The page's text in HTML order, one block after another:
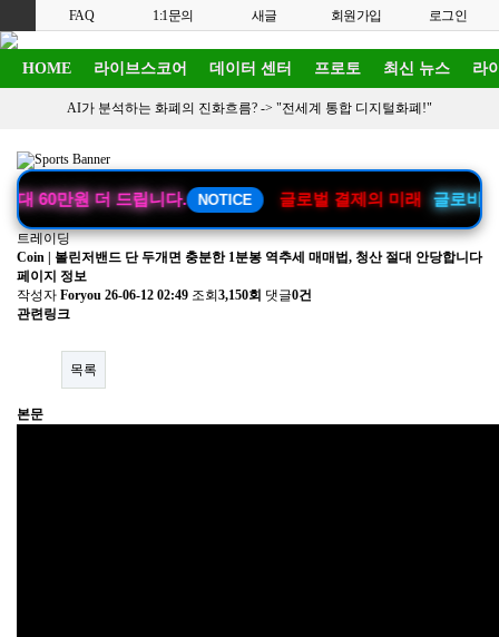
FAQ 1:1문의 새글 회원가입 로그인
HOME 라이브스코어 데이터 센터 프로토 최신 뉴스 라
AI가 분석하는 화폐의 진화흐름? -> "전세계 통합 디지털화폐!"
60만원 더 드립니다. NOTICE 글로벌 결제의 미래 글로비페
트레이딩
Coin | 볼린저밴드 단 두개면 충분한 1분봉 역추세 매매법, 청산 절대 안당합니다
페이지 정보
작성자 Foryou 26-06-12 02:49 조회 3,150회 댓글0건
관련링크
목록
본문